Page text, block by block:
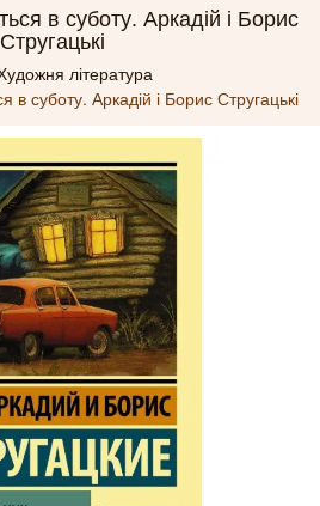
в суботу. Аркадій і Борис
Стругацькі
література
в суботу. Аркадій і Борис Стругацькі